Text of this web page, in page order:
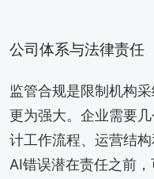
公司体系与法律责任
监管合规是限制机构
更为强大。企业需要
计工作流程、运营结
AI错误潜在责任之前